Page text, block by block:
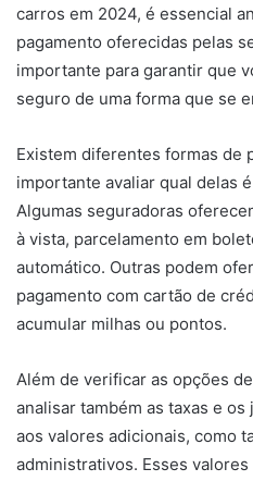
carros em 2024, é essencial
pagamento oferecidas pelas
importante para garantir que
seguro de uma forma que se
Existem diferentes formas de
importante avaliar qual delas
Algumas seguradoras
à vista, parcelamento em
automático. Outras podem
pagamento com cartão de
acumular milhas ou pontos.
Além de verificar as opções
analisar também as taxas e
aos valores adicionais, como
administrativos. Esses